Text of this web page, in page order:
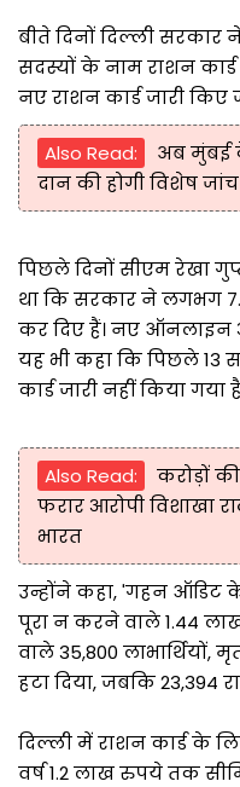
बीते दिनों दिल्ली
सदस्यों के नाम राशन
नए राशन कार्ड जारी किए
Also Read:
अब मुंबई
दान की होगी विशेष जांच
पिछले दिनों सीएम रेखा
था कि सरकार ने लगभग
कर दिए हैं। नए ऑनलाइन
यह भी कहा कि पिछले 13
कार्ड जारी नहीं किया गया
Also Read:
करोड़ों
फरार आरोपी विशाखा
भारत
उन्होंने कहा, 'गहन ऑडिट
पूरा न करने वाले 1.44 लाख
वाले 35,800 लाभार्थियों,
हटा दिया, जबकि 23,394
दिल्ली में राशन कार्ड के
वर्ष 1.2 लाख रुपये तक